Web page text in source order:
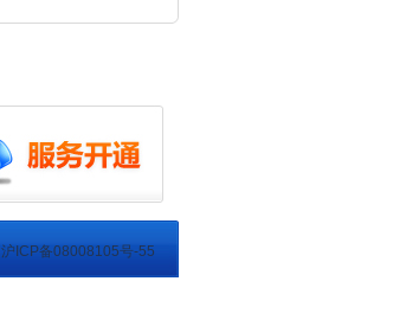
沪ICP备08008105号-55